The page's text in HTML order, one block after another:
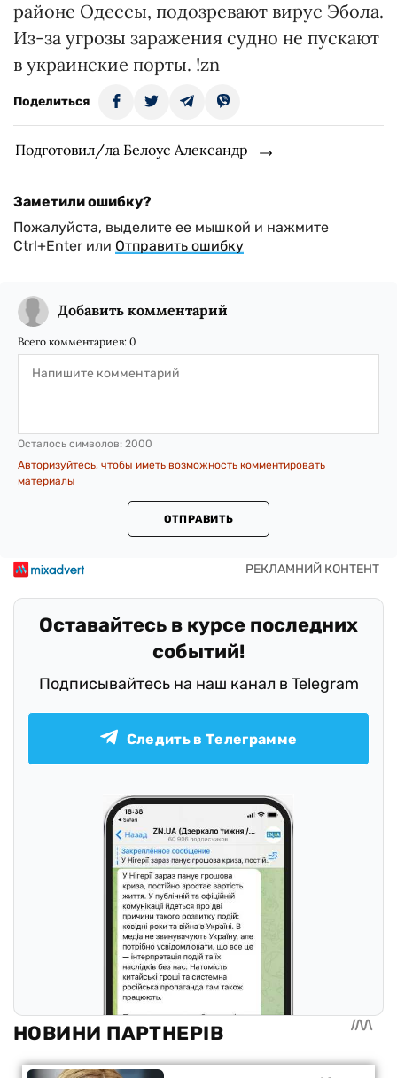
районе Одессы, подозревают вирус Эбола.
Из-за угрозы заражения судно не пускают
в украинские порты. !zn
Поделиться
Подготовил/ла Белоус Александр
Заметили ошибку?
Пожалуйста, выделите ее мышкой и нажмите
Ctrl+Enter или Отправить ошибку
Добавить комментарий
Всего комментариев: 0
Осталось символов: 2000
Авторизуйтесь, чтобы иметь возможность комментировать
материалы
ОТПРАВИТЬ
Оставайтесь в курсе последних
событий!
Подписывайтесь на наш канал в Telegram
Следить в Телеграмме